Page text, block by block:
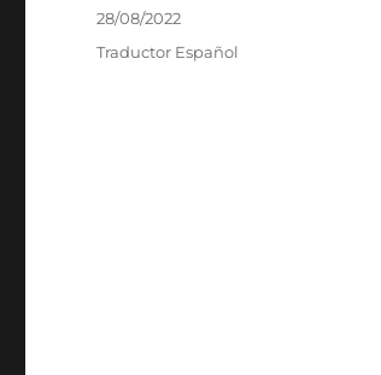
Publicado
28/08/2022
Categorías
Traductor Español